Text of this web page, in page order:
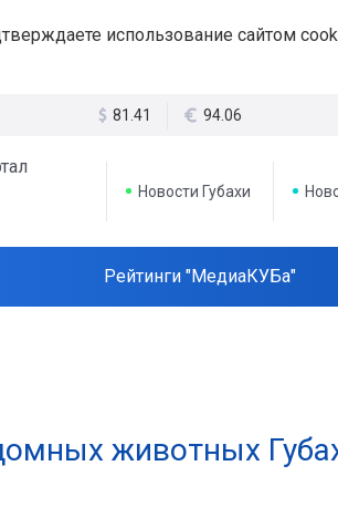
использование сайтом
81.41 94.06
Новости Губахи
Рейтинги "МедиаКУБа"
животных